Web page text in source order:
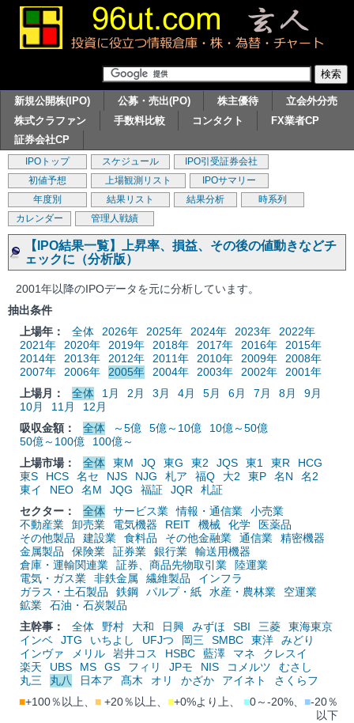
新規公開株(IPO) 公募・売出(PO) 株主優待
立会外分売
株式クラファン
手数料比較 コンタクト
FX業者CP
証券会社CP
IPOトップ スケジュール
IPO引受証券会社
初値予想
上場観測リスト
IPOサマリー
年度別
結果リスト 結果分析
時系列
カレンダー
管理人戦績
【IPO結果一覧】上昇率、損益、その後の値動きなどチ
ェックに（分析版）
2001年以降のIPOデータを元に分析しています。
抽出条件
上場年：
全体 2026年 2025年 2024年 2023年
2022年
2021年
2020年 2019年 2018年 2017年 2016年
2015年
2014年
2013年 2012年 2011年 2010年 2009年
2008年
2007年
2006年 2005年 2004年 2003年 2002年
2001年
上場月：
全体 1月 2月 3月 4月 5月 6月 7月 8月
9月
10月
11月
12月
吸収金額：
全体 ～5億 5億～10億
10億～50億
50億～100億
100億～
上場市場：
全体 東M JQ 東G 東2 JQS 東1 東R
HCG
東S
HCS 名セ NJS NJG 札ア 福Q 大2 東P 名N
名2
東イ
NEO 名M JQG 福証 JQR
札証
セクター：
全体 サービス業 情報・通信業
小売業
不動産業
卸売業 電気機器 REIT 機械 化学
医薬品
その他製品
建設業 食料品 その他金融業 通信業
精密機器
金属製品
保険業 証券業 銀行業
輸送用機器
倉庫・運輸関連業
証券、商品先物取引業
陸運業
電気・ガス業
非鉄金属 繊維製品
インフラ
ガラス・土石製品
鉄鋼 パルプ・紙 水産・農林業
空運業
鉱業
石油・石炭製品
主幹事：
全体 野村 大和 日興 みずほ SBI 三菱
東海東京
インベ
JTG いちよし UFJつ 岡三 SMBC 東洋
みどり
インヴァ
メリル 岩井コス HSBC 藍澤 マネ
クレスイ
楽天
UBS MS GS フィリ JPモ NIS コメルツ
むさし
丸三
丸八 日本ア 髙木 オリ かざか アイネト
さくらフ
■+100％以上、 ■ +20％以上、 ■+0%より上、 ■0～-20%、 ■-20％
以下